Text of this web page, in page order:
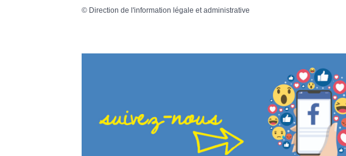
© Direction de l'information légale et administrative